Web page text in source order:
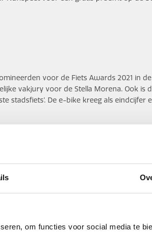
om functies voor social media te
voor de Fiets Awards 2021 in
vakjury voor de Stella Morena. Ook is
stadsfiets’. De e-bike kreeg als
in de praktijk getest. Uitgangspunt bij
te komen lette de jury op constructie en
prijs/kwaliteitverhouding en de x-